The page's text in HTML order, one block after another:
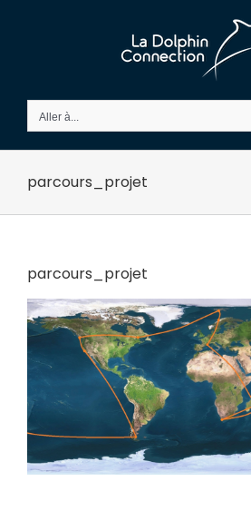
Aller à...
parcours_projet
parcours_projet